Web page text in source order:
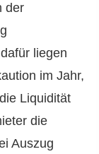
der
liegen
im Jahr,
Liquidität
die
Auszug